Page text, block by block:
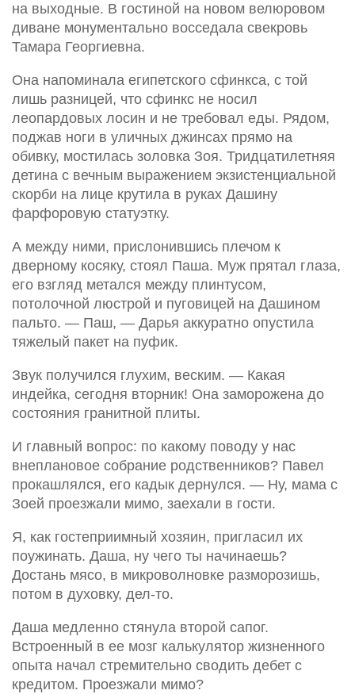
на выходные. В гостиной на новом велюровом
диване монументально восседала свекровь
Тамара Георгиевна.
Она напоминала египетского сфинкса, с той
лишь разницей, что сфинкс не носил
леопардовых лосин и не требовал еды. Рядом,
поджав ноги в уличных джинсах прямо на
обивку, мостилась золовка Зоя. Тридцатилетняя
детина с вечным выражением экзистенциальной
скорби на лице крутила в руках Дашину
фарфоровую статуэтку.
А между ними, прислонившись плечом к
дверному косяку, стоял Паша. Муж прятал глаза,
его взгляд метался между плинтусом,
потолочной люстрой и пуговицей на Дашином
пальто. — Паш, — Дарья аккуратно опустила
тяжелый пакет на пуфик.
Звук получился глухим, веским. — Какая
индейка, сегодня вторник! Она заморожена до
состояния гранитной плиты.
И главный вопрос: по какому поводу у нас
внеплановое собрание родственников? Павел
прокашлялся, его кадык дернулся. — Ну, мама с
Зоей проезжали мимо, заехали в гости.
Я, как гостеприимный хозяин, пригласил их
поужинать. Даша, ну чего ты начинаешь?
Достань мясо, в микроволновке разморозишь,
потом в духовку, дел-то.
Даша медленно стянула второй сапог.
Встроенный в ее мозг калькулятор жизненного
опыта начал стремительно сводить дебет с
кредитом. Проезжали мимо?